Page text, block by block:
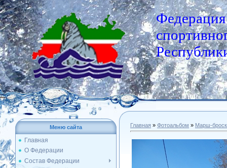
Федерация
Меню сайта
Главная
О Федерации
Состав Федерации
Главная » Фотоальбом » Марш-